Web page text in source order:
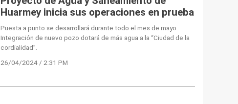
Huarmey inicia sus operaciones en prueba
Puesta a punto se desarrollará durante todo el mes de mayo.
Integración de nuevo pozo dotará de más agua a la “Ciudad de la
cordialidad”.
26/04/2024 / 2:31 PM